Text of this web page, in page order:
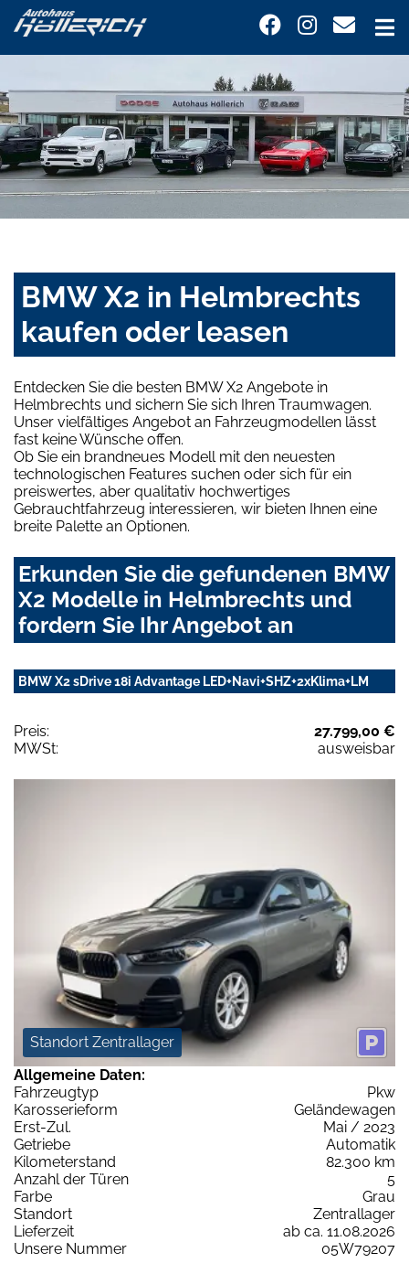
BMW X2 in Helmbrechts
kaufen oder leasen
Entdecken Sie die besten BMW X2 Angebote in
Helmbrechts und sichern Sie sich Ihren Traumwagen.
Unser vielfältiges Angebot an Fahrzeugmodellen lässt
fast keine Wünsche offen.
Ob Sie ein brandneues Modell mit den neuesten
technologischen Features suchen oder sich für ein
preiswertes, aber qualitativ hochwertiges
Gebrauchtfahrzeug interessieren, wir bieten Ihnen eine
breite Palette an Optionen.
Erkunden Sie die gefundenen BMW
X2 Modelle in Helmbrechts und
fordern Sie Ihr Angebot an
BMW X2 sDrive 18i Advantage LED+Navi+SHZ+2xKlima+LM
Preis:
27.799,00 €
MWSt:
ausweisbar
Standort Zentrallager
Allgemeine Daten:
Fahrzeugtyp
Pkw
Karosserieform
Geländewagen
Erst-Zul.
Mai / 2023
Getriebe
Automatik
Kilometerstand
82.300 km
Anzahl der Türen
5
Farbe
Grau
Standort
Zentrallager
Lieferzeit
ab ca. 11.08.2026
Unsere Nummer
05W79207